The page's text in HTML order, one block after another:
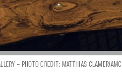
– PHOTO CREDIT: MATTHIAS CLAMER/AMC